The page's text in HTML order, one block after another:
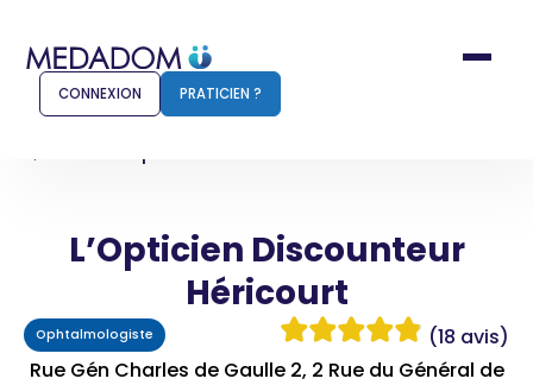
Comment ça marche ?
Pour les patients
Pharmacien
CONNEXION PRATICIEN ?
L’Opticien Discounteur Héricourt
L’Opticien Discounteur
Héricourt
Ophtalmologiste
(18 avis)
Rue Gén Charles de Gaulle 2, 2 Rue du Général de